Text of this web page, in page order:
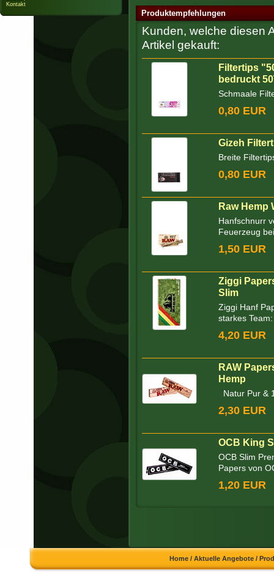
Produktempfehlungen
Kunden, welche diesen
Artikel gekauft:
Filtertips
bedruckt
Schmaale
0,80 EUR
Gizeh
Breite
0,80 EUR
Raw Hemp
Hanfschnurr
Feuerzeug
1,50 EUR
Ziggi
Slim
Ziggi Hanf
starkes
4,20 EUR
RAW
Hemp
Natur Pur &
2,30 EUR
OCB King
OCB Slim
Papers von
1,20 EUR
Kontakt
Home /Aktuelle Angebote /